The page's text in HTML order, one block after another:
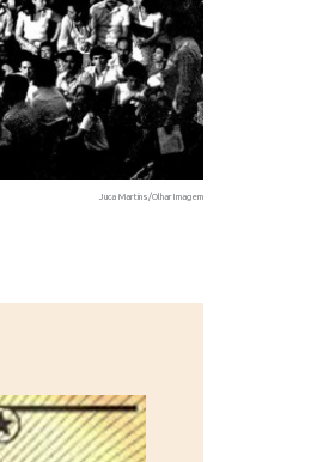
Juca Martins/OlharImagem